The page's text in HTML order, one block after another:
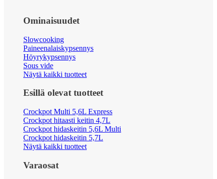
Ominaisuudet
Slowcooking
Paineenalaiskypsennys
Höyrykypsennys
Sous vide
Näytä kaikki tuotteet
Esillä olevat tuotteet
Crockpot Multi 5,6L Express
Crockpot hitaasti keitin 4,7L
Crockpot hidaskeitin 5,6L Multi
Crockpot hidaskeitin 5,7L
Näytä kaikki tuotteet
Varaosat